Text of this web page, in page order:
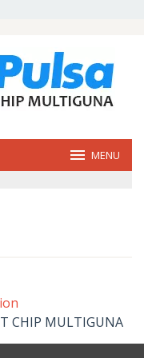
MENU
CHIP MULTIGUNA